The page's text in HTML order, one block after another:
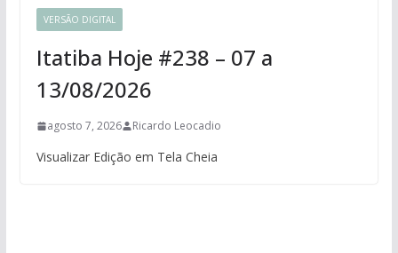
VERSÃO DIGITAL
Itatiba Hoje #238 – 07 a
13/08/2026
agosto 7, 2026 Ricardo Leocadio
Visualizar Edição em Tela Cheia